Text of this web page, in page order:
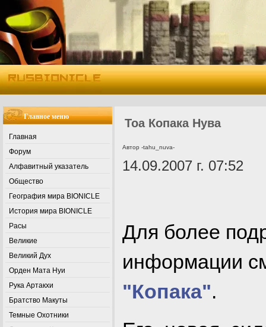
Главное меню
Главная
Форум
Алфавитный указатель
Общество
География мира BIONICLE
История мира BIONICLE
Расы
Великие
Великий Дух
Орден Мата Нуи
Рука Артакхи
Братство Макуты
Темные Охотники
Тоа Копака Нува
Автор -tahu_nuva-
14.09.2007 г. 07:52
Для более
информации
"Копака".